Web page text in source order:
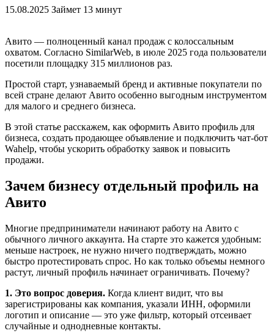
15.08.2025 Займет 13 минут
Авито — полноценный канал продаж с колоссальным
охватом. Согласно SimilarWeb, в июле 2025 года пользователи
посетили площадку 315 миллионов раз.
Простой старт, узнаваемый бренд и активные покупатели по
всей стране делают Авито особенно выгодным инструментом
для малого и среднего бизнеса.
В этой статье расскажем, как оформить Авито профиль для
бизнеса, создать продающее объявление и подключить чат-бот
Wahelp, чтобы ускорить обработку заявок и повысить
продажи.
Зачем бизнесу отдельный профиль на
Авито
Многие предприниматели начинают работу на Авито с
обычного личного аккаунта. На старте это кажется удобным:
меньше настроек, не нужно ничего подтверждать, можно
быстро протестировать спрос. Но как только объемы немного
растут, личный профиль начинает ограничивать. Почему?
1. Это вопрос доверия. Когда клиент видит, что вы
зарегистрированы как компания, указали ИНН, оформили
логотип и описание — это уже фильтр, который отсеивает
случайные и однодневные контакты.